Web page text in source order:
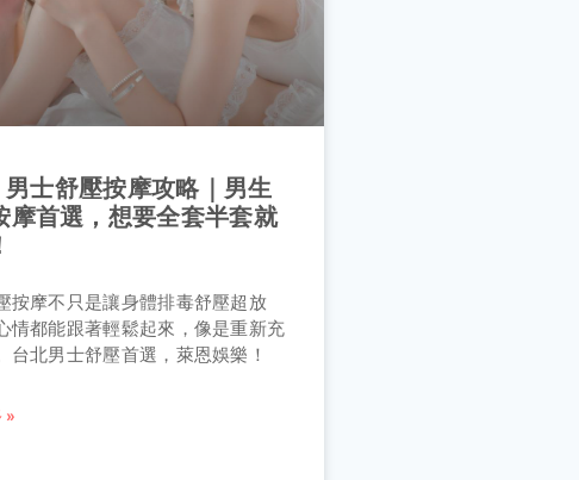
士舒壓按摩攻略｜男生
摩首選，想要全套半套就
按摩不只是讓身體排毒舒壓超放
情都能跟著輕鬆起來，像是重新充
台北男士舒壓首選，萊恩娛樂！
»